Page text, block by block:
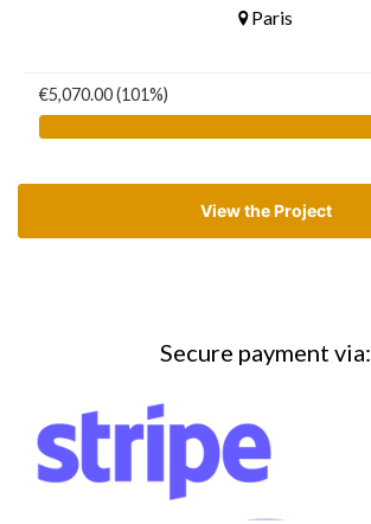
Paris
€5,070.00 (101%)
View the Project
Secure payment via: